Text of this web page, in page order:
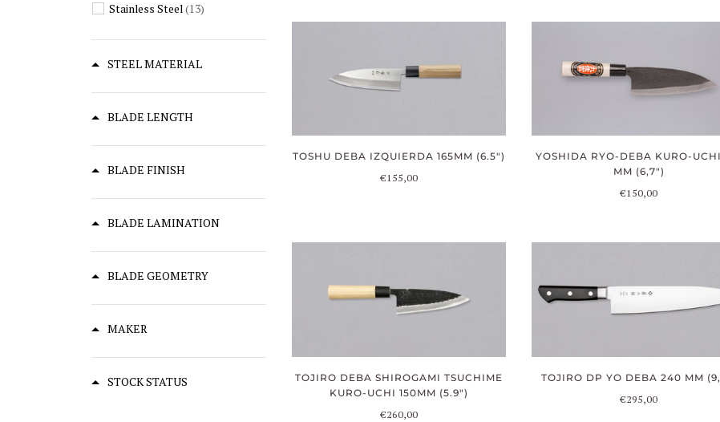
Stainless Steel(13)
STEEL MATERIAL
BLADE LENGTH
BLADE FINISH
BLADE LAMINATION
BLADE GEOMETRY
MAKER
STOCK STATUS
TOSHU DEBA IZQUIERDA 165MM (6.5")
€155,00
YOSHIDA RYO-DEBA KURO-
MM (6,7")
€150,00
TOJIRO DEBA SHIROGAMI TSUCHIME
KURO-UCHI 150MM (5.9")
€260,00
TOJIRO DP YO DEBA 240 MM
€295,00